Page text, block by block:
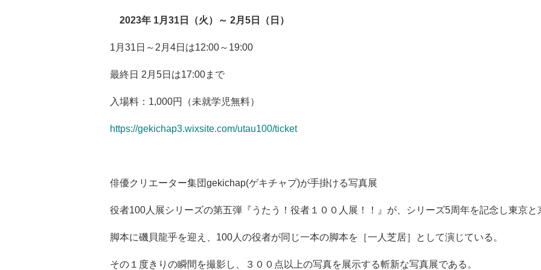
2023年 1月31日（火）～ 2月5日（日）
1月31日～2月4日は12:00～19:00
最終日 2月5日は17:00まで
入場料：1,000円（未就学児無料）
https://gekichap3.wixsite.com/utau100/ticket
俳優クリエーター集団gekichap(ゲキチャプ)が手掛ける写真展
役者100人展シリーズの第五弾『うたう！役者１００人展！！』が、シリーズ5周年を記念し東京と
脚本に磯貝龍乎を迎え、100人の役者が同じ一本の脚本を［一人芝居］として演じている。
その１度きりの瞬間を撮影し、３００点以上の写真を展示する斬新な写真展である。